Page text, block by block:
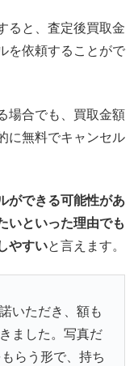
ると、査定後買取金
を依頼することがで
場合でも、買取金額
に無料でキャンセル
ができる可能性があ
いといった理由でも
やすいと言えます。
いただき、額も
ました。写真だ
らう形で、持ち